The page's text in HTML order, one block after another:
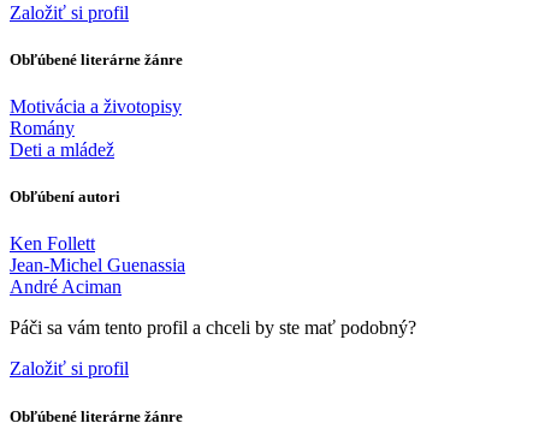
Založiť si profil
Obľúbené literárne žánre
Motivácia a životopisy
Romány
Deti a mládež
Obľúbení autori
Ken Follett
Jean-Michel Guenassia
André Aciman
Páči sa vám tento profil a chceli by ste mať podobný?
Založiť si profil
Obľúbené literárne žánre